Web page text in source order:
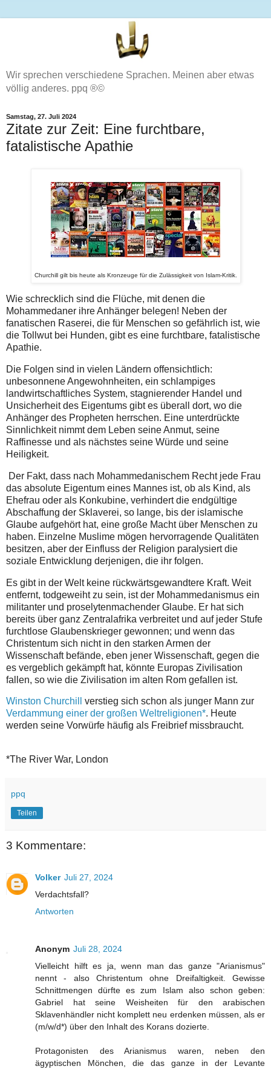
Wir sprechen verschiedene Sprachen. Meinen aber etwas
völlig anderes. ppq ®©
Samstag, 27. Juli 2024
Zitate zur Zeit: Eine furchtbare,
fatalistische Apathie
Churchill gilt bis heute als Kronzeuge für die Zulässigkeit von Islam-Kritik.
Wie schrecklich sind die Flüche, mit denen die
Mohammedaner ihre Anhänger belegen! Neben der
fanatischen Raserei, die für Menschen so gefährlich ist, wie
die Tollwut bei Hunden, gibt es eine furchtbare, fatalistische
Apathie.
Die Folgen sind in vielen Ländern offensichtlich:
unbesonnene Angewohnheiten, ein schlampiges
landwirtschaftliches System, stagnierender Handel und
Unsicherheit des Eigentums gibt es überall dort, wo die
Anhänger des Propheten herrschen. Eine unterdrückte
Sinnlichkeit nimmt dem Leben seine Anmut, seine
Raffinesse und als nächstes seine Würde und seine
Heiligkeit.
Der Fakt, dass nach Mohammedanischem Recht jede Frau
das absolute Eigentum eines Mannes ist, ob als Kind, als
Ehefrau oder als Konkubine, verhindert die endgültige
Abschaffung der Sklaverei, so lange, bis der islamische
Glaube aufgehört hat, eine große Macht über Menschen zu
haben. Einzelne Muslime mögen hervorragende Qualitäten
besitzen, aber der Einfluss der Religion paralysiert die
soziale Entwicklung derjenigen, die ihr folgen.
Es gibt in der Welt keine rückwärtsgewandtere Kraft. Weit
entfernt, todgeweiht zu sein, ist der Mohammedanismus ein
militanter und proselytenmachender Glaube. Er hat sich
bereits über ganz Zentralafrika verbreitet und auf jeder Stufe
furchtlose Glaubenskrieger gewonnen; und wenn das
Christentum sich nicht in den starken Armen der
Wissenschaft befände, eben jener Wissenschaft, gegen die
es vergeblich gekämpft hat, könnte Europas Zivilisation
fallen, so wie die Zivilisation im alten Rom gefallen ist.
Winston Churchill
verstieg sich schon als junger Mann zur
Verdammung einer der großen Weltreligionen*. Heute
werden seine Vorwürfe häufig als Freibrief missbraucht.
*The River War, London
ppq
Teilen
3 Kommentare:
Volker Juli 27, 2024
Verdachtsfall?
Antworten
Anonym Juli 28, 2024
Vielleicht hilft es ja, wenn man das ganze "Arianismus"
nennt - also Christentum ohne Dreifaltigkeit. Gewisse
Schnittmengen dürfte es zum Islam also schon geben:
Gabriel hat seine Weisheiten für den arabischen
Sklavenhändler nicht komplett neu erdenken müssen, als er
(m/w/d*) über den Inhalt des Korans dozierte.
Protagonisten des Arianismus waren, neben den
ägyptischen Mönchen, die das ganze in der Levante